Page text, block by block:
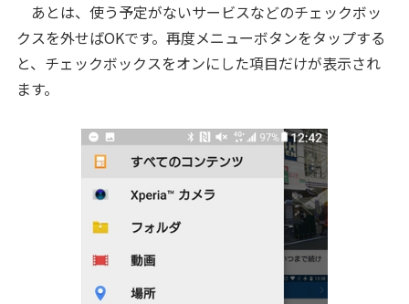
あとは、使う予定がないサービスなどのチェックボッ
クスを外せばOKです。再度メニューボタンをタップする
と、チェックボックスをオンにした項目だけが表示され
ます。